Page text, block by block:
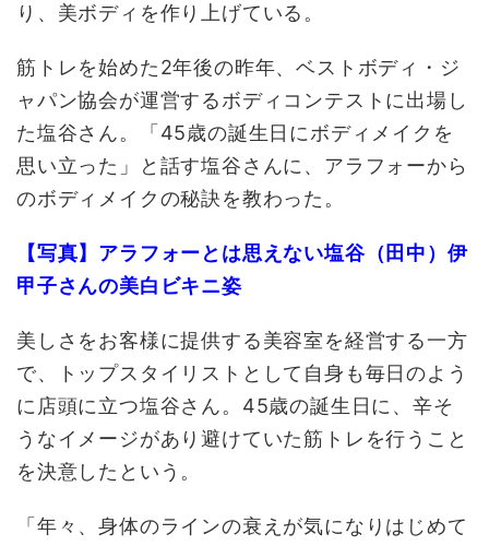
り、美ボディを作り上げている。
筋トレを始めた2年後の昨年、ベストボディ・ジ
ャパン協会が運営するボディコンテストに出場し
た塩谷さん。「45歳の誕生日にボディメイクを
思い立った」と話す塩谷さんに、アラフォーから
のボディメイクの秘訣を教わった。
【写真】アラフォーとは思えない塩谷（田中）伊
甲子さんの美白ビキニ姿
美しさをお客様に提供する美容室を経営する一方
で、トップスタイリストとして自身も毎日のよう
に店頭に立つ塩谷さん。45歳の誕生日に、辛そ
うなイメージがあり避けていた筋トレを行うこと
を決意したという。
「年々、身体のラインの衰えが気になりはじめて